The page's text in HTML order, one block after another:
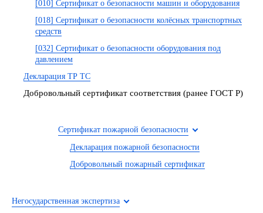
[010] Сертификат о безопасности машин и оборудования
[018] Сертификат о безопасности колёсных транспортных
средств
[032] Сертификат о безопасности оборудования под
давлением
Декларация ТР ТС
Добровольный сертификат соответствия (ранее ГОСТ Р)
Сертификат пожарной безопасности
Декларация пожарной безопасности
Добровольный пожарный сертификат
Негосударственная экспертиза